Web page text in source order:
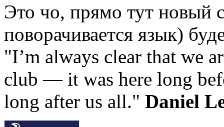
Это чо, прямо тут новый
поворачивается язык)
"I’m always clear that we
club — it was here long
long after us all." Daniel